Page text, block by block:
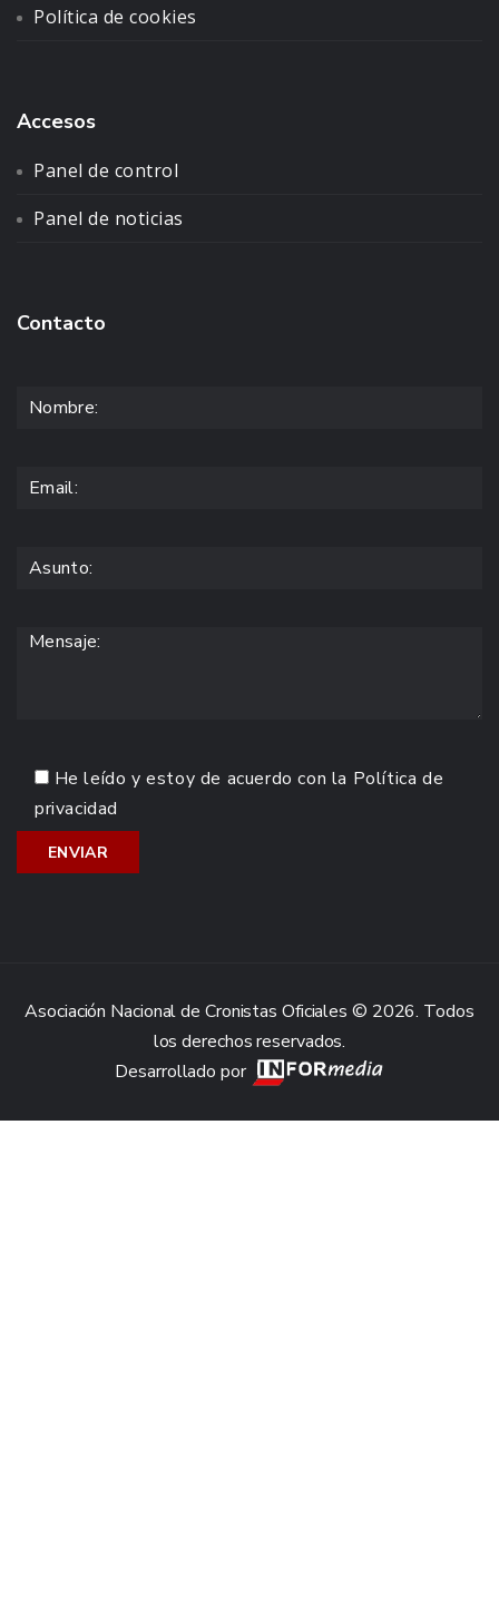
Política de cookies
Accesos
Panel de control
Panel de noticias
Contacto
He leído y estoy de acuerdo con la Política de
privacidad
Asociación Nacional de Cronistas Oficiales © 2026. Todos
los derechos reservados.
Desarrollado por